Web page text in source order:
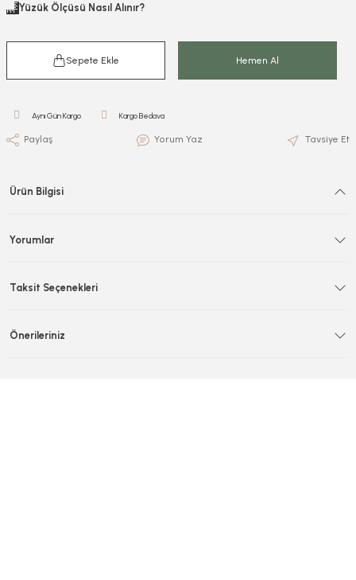
Yüzük Ölçüsü Nasıl Alınır?
Sepete Ekle Hemen Al
Aynı Gün Kargo Kargo Bedava
Yorum Yaz Tavsiye Et
Paylaş
Ürün Bilgisi
Yorumlar
Taksit Seçenekleri
Önerileriniz